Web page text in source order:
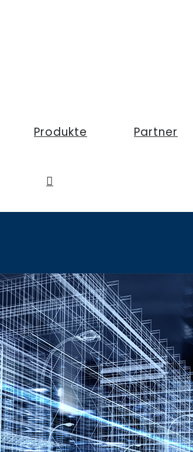
Produkte Partner